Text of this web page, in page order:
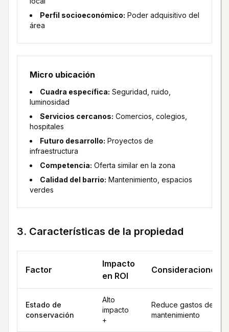
Perfil socioeconómico: Poder adquisitivo del
área
Micro ubicación
Cuadra específica: Seguridad, ruido,
luminosidad
Servicios cercanos: Comercios, colegios,
hospitales
Futuro desarrollo: Proyectos de
infraestructura
Competencia: Oferta similar en la zona
Calidad del barrio: Mantenimiento, espacios
verdes
3. Características de la propiedad
Factor
Impacto
en ROI
Consideraciones
Estado de
conservación
Alto
impacto
+
Reduce gastos de
mantenimiento